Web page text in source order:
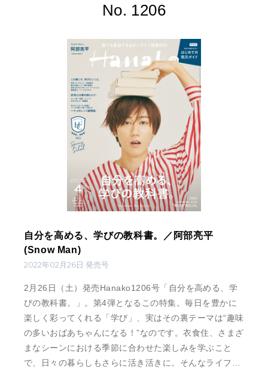
No. 1206
自分を高める、学びの教科書。／阿部亮平
(Snow Man)
2022年02月26日 発売号
2月26日（土）発売Hanako1206号「自分を高める、学
びの教科書。」。第4弾となるこの特集。毎日を豊かに
楽しく彩ってくれる「学び」、実はその裏テーマは“趣味
の多いおばあちゃんになる！”なのです。衣食住、さまざ
まなシーンにおける季節に合わせた楽しみを学ぶこと
で、日々の暮らしもさらに活き活きに。そんなライフス